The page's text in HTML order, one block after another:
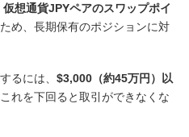
想通貨JPYペアのスワップポイ
め、長期保有のポジションに対
るには、 $3,000（約45万円）以
れを下回ると取引ができなくな